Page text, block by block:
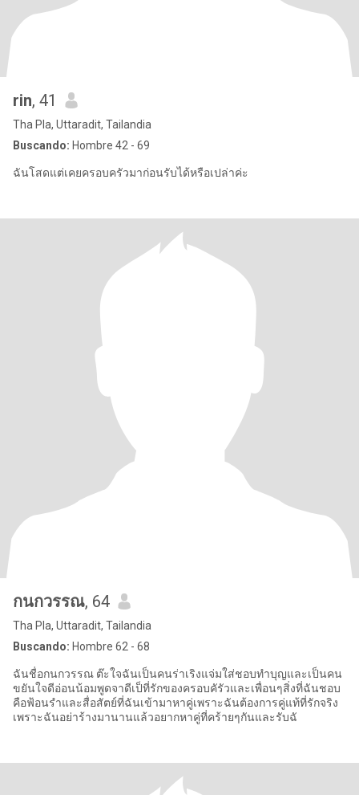
rin, 41
Tha Pla, Uttaradit, Tailandia
Buscando: Hombre 42 - 69
ฉันโสดแต่เคยครอบครัวมาก่อนรับได้หรือเปล่าค่ะ
กนกวรรณ, 64
Tha Pla, Uttaradit, Tailandia
Buscando: Hombre 62 - 68
ฉันชื่อกนกวรรณ ต๊ะใจฉันเป็นคนร่าเริงแจ่มใส่ชอบทำบุญและเป็นคน
ขยันใจดีอ่อนน้อมพูดจาดีเป็ที่รักของครอบคัรัวและเพื่อนๆสิ่งที่ฉันชอบ
คือฟ้อนรำและสื่อสัตย์ที่ฉันเข้ามาหาคู่เพราะฉันต้องการคู่แท้ที่รักจริง
เพราะฉันอย่าร้างมานานแล้วอยากหาคู่ที่คร้ายๆกันและรับฉั